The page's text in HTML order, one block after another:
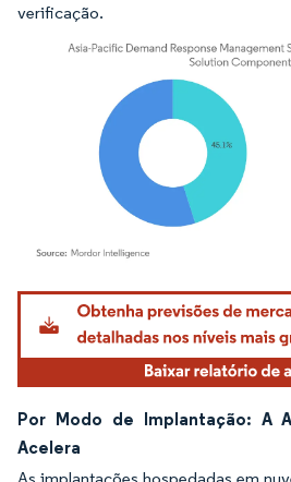
verificação.
Imagem © Mordor Intelligence. O reuso
Por Modo de Implantação: A
Acelera
As implantações hospedadas em